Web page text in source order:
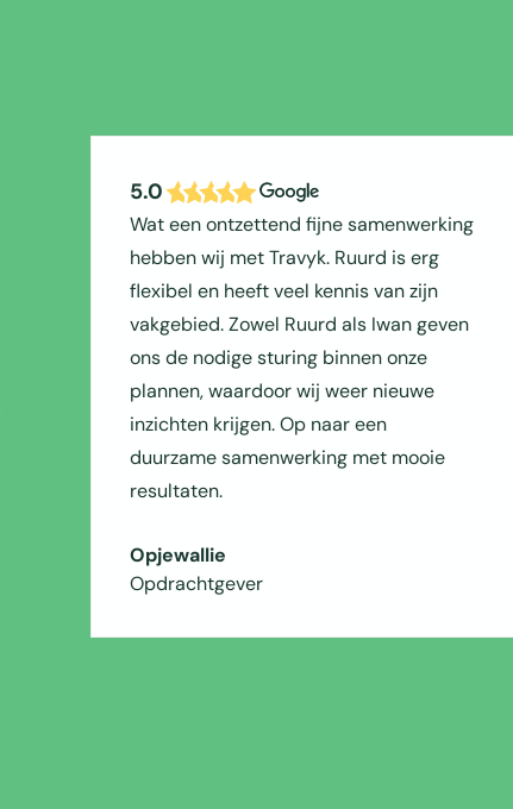
5.0
Wat een ontzettend fijne samenwerking
hebben wij met Travyk. Ruurd is erg
flexibel en heeft veel kennis van zijn
vakgebied. Zowel Ruurd als Iwan geven
ons de nodige sturing binnen onze
plannen, waardoor wij weer nieuwe
inzichten krijgen. Op naar een
duurzame samenwerking met mooie
resultaten.
Opjewallie
Opdrachtgever